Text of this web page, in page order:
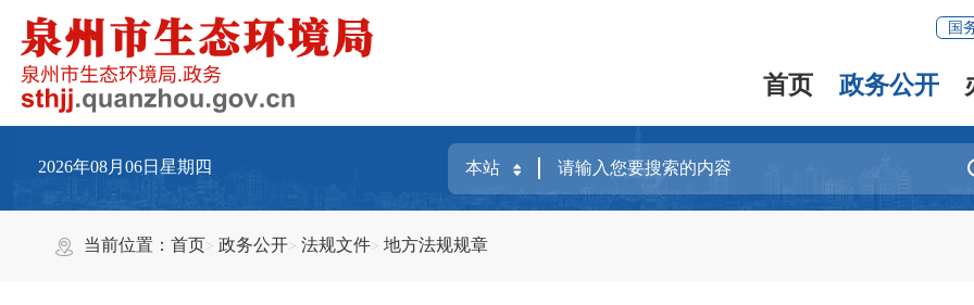
国
首页 政务公开
2026年08月06日星期四
当前位置：首页 政务公开 法规文件 地方法规规章